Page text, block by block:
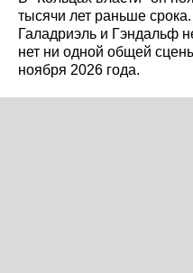
тысячи лет раньше
Галадриэль и Гэндальф
нет ни одной общей
ноября 2026 года.